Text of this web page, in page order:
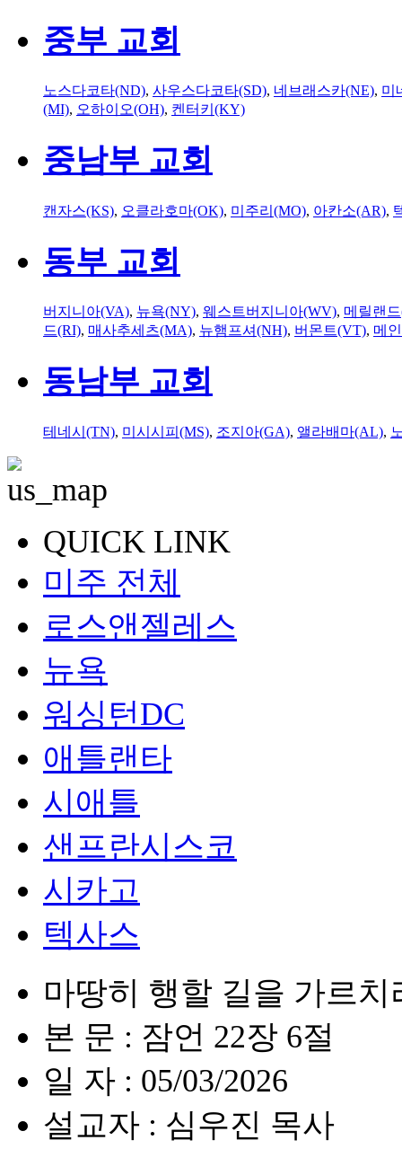
중부 교회
노스다코타(ND), 사우스다코타(SD), 네브래스카(NE), 미
(MI), 오하이오(OH), 켄터키(KY)
중남부 교회
캔자스(KS), 오클라호마(OK), 미주리(MO), 아칸소(AR),
동부 교회
버지니아(VA), 뉴욕(NY), 웨스트버지니아(WV), 메릴랜
드(RI), 매사추세츠(MA), 뉴햄프셔(NH), 버몬트(VT), 메
동남부 교회
테네시(TN), 미시시피(MS), 조지아(GA), 앨라배마(AL),
QUICK LINK
미주 전체
로스앤젤레스
뉴욕
워싱턴DC
애틀랜타
시애틀
샌프란시스코
시카고
텍사스
마땅히 행할 길을 가르치
본 문 : 잠언 22장 6절
일 자 : 05/03/2026
설교자 : 심우진 목사